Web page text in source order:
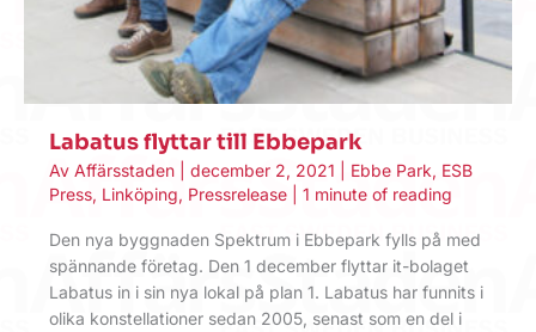
Labatus flyttar till Ebbepark
Av Affärsstaden december 2, 2021 Ebbe Park, ESB
Press, Linköping, Pressrelease 1 minute of reading
Den nya byggnaden Spektrum i Ebbepark fylls på med
spännande företag. Den 1 december flyttar it-bolaget
Labatus in i sin nya lokal på plan 1. Labatus har funnits i
olika konstellationer sedan 2005, senast som en del i